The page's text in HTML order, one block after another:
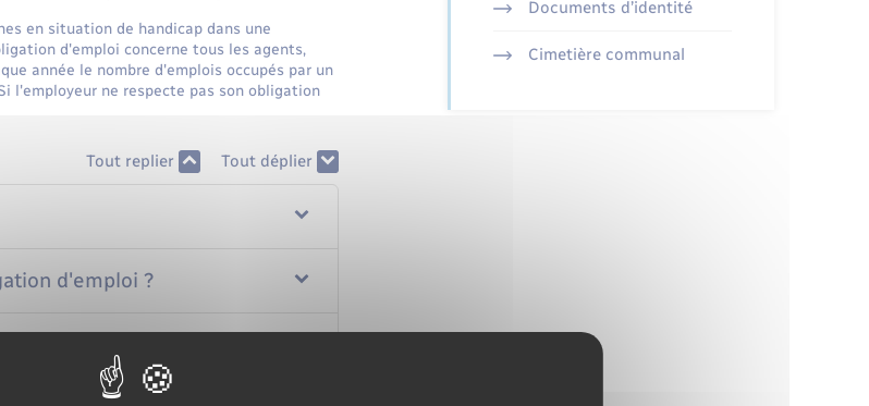
en situation de handicap dans une
d'emploi concerne tous les agents,
année le nombre d'emplois occupés par un
l'employeur ne respecte pas son obligation
Tout replier Tout déplier
d'emploi ?
Documents d’identité
Cimetière communal